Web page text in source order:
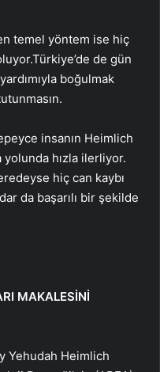
temel yöntem ise hiç
Türkiye’de de gün
boğulmak
insanın Heimlich
yolunda hızla ilerliyor.
hiç can kaybı
da başarılı bir şekilde
MAKALESİNİ
Yehudah Heimlich